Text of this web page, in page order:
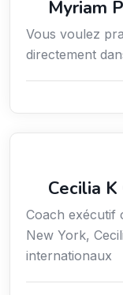
Myriam
Vous voulez
directement
Cecilia K
Coach exécutif
New York,
internationaux